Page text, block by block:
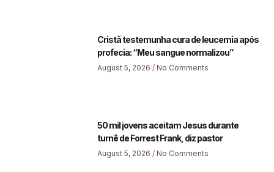
Cristã testemunha cura de leucemia após
profecia: “Meu sangue normalizou”
August 5, 2026 No Comments
50 mil jovens aceitam Jesus durante
turnê de Forrest Frank, diz pastor
August 5, 2026 No Comments